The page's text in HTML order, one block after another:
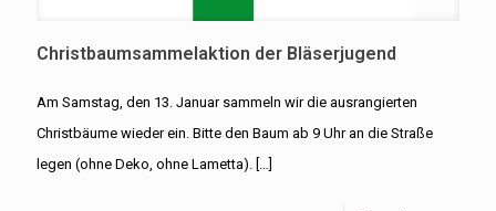
Christbaumsammelaktion der Bläserjugend
Am Samstag, den 13. Januar sammeln wir die ausrangierten
Christbäume wieder ein. Bitte den Baum ab 9 Uhr an die Straße
legen (ohne Deko, ohne Lametta). […]